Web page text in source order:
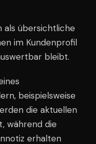
als übersichtliche
im Kundenprofil
bleibt.
beispielsweise
die aktuellen
während die
erhalten